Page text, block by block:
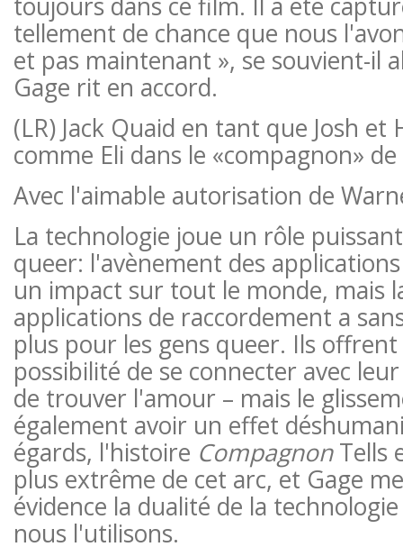
tellement de chance que nous
et pas maintenant », se souvient-il
Gage rit en accord.
(LR) Jack Quaid en tant que Josh et
comme Eli dans le «compagnon»
Avec l'aimable autorisation de
La technologie joue un rôle
queer: l'avènement des
un impact sur tout le monde, mais
applications de raccordement a
plus pour les gens queer. Ils
possibilité de se connecter avec
de trouver l'amour – mais le
également avoir un effet
égards, l'histoire CompagnonTells
plus extrême de cet arc, et Gage
évidence la dualité de la
nous l'utilisons.